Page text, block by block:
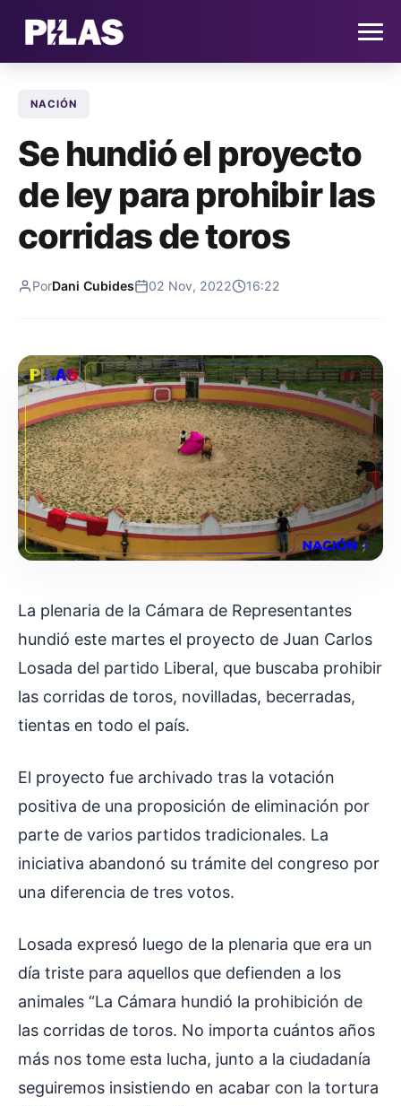
NOTICIAS
QUIÉNES SOMOS
CONTACTO
NACIÓN
Se hundió el proyecto
de ley para prohibir las
corridas de toros
PorDani Cubides 02 Nov, 2022 16:22
La plenaria de la Cámara de Representantes
hundió este martes el proyecto de Juan Carlos
Losada del partido Liberal, que buscaba prohibir
las corridas de toros, novilladas, becerradas,
tientas en todo el país.
El proyecto fue archivado tras la votación
positiva de una proposición de eliminación por
parte de varios partidos tradicionales. La
iniciativa abandonó su trámite del congreso por
una diferencia de tres votos.
Losada expresó luego de la plenaria que era un
día triste para aquellos que defienden a los
animales “La Cámara hundió la prohibición de
las corridas de toros. No importa cuántos años
más nos tome esta lucha, junto a la ciudadanía
seguiremos insistiendo en acabar con la tortura